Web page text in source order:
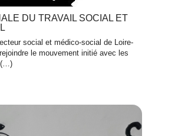
DU TRAVAIL SOCIAL ET
social et médico-social de Loire-
le mouvement initié avec les
(…)